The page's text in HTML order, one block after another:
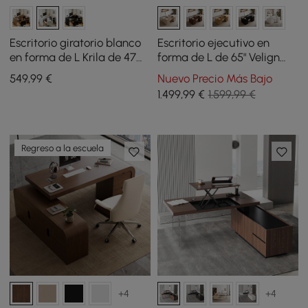
Escritorio giratorio blanco
en forma de L Krila de 47
pulgadas con bandeja
para teclado
549,99 €
Escritorio ejecutivo en
forma de L de 65" Velign
blanqueado con armario
lateral derecho
Nuevo Precio Más Bajo
1.499,99€ 1.599,99 €
Regreso a la escuela
+4 +4